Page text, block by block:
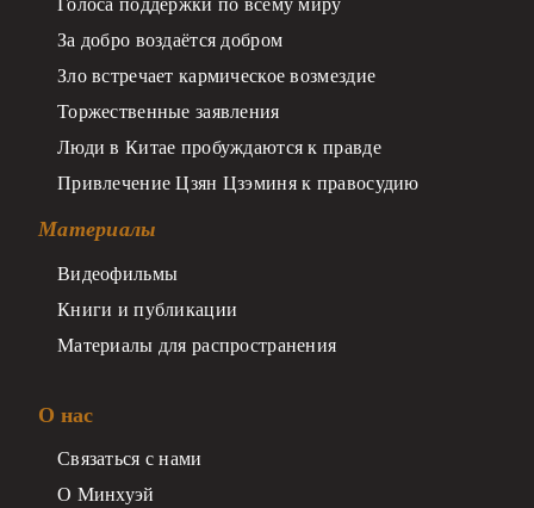
За добро воздаётся добром
Зло встречает кармическое возмездие
Торжественные заявления
Люди в Китае пробуждаются к правде
Привлечение Цзян Цзэминя к правосудию
Материалы
Видеофильмы
Книги и публикации
Материалы для распространения
О нас
Связаться с нами
О Минхуэй